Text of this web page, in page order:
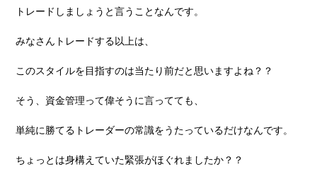
トレードしましょうと⾔うことなんです。
みなさんトレードする以上は、
このスタイルを⽬指すのは当たり前だと思いますよね？？
そう、資⾦管理って偉そうに⾔ってても、
単純に勝てるトレーダーの常識をうたっているだけなんです。
ちょっとは⾝構えていた緊張がほぐれましたか？？